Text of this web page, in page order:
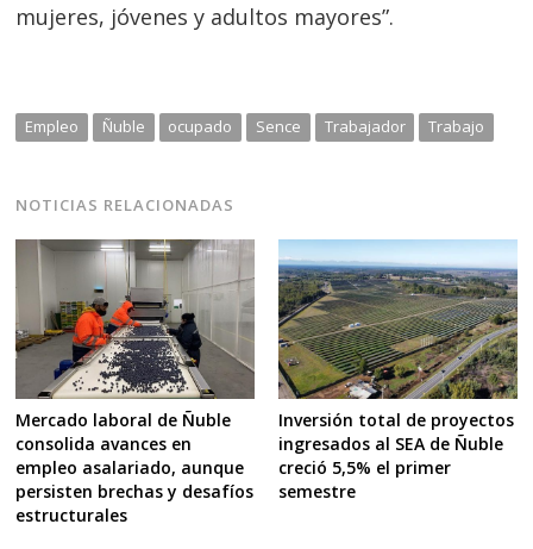
mujeres, jóvenes y adultos mayores”.
Empleo Ñuble ocupado Sence Trabajador Trabajo
NOTICIAS RELACIONADAS
Mercado laboral de Ñuble
consolida avances en
empleo asalariado, aunque
persisten brechas y desafíos
estructurales
Inversión total de proyectos
ingresados al SEA de Ñuble
creció 5,5% el primer
semestre